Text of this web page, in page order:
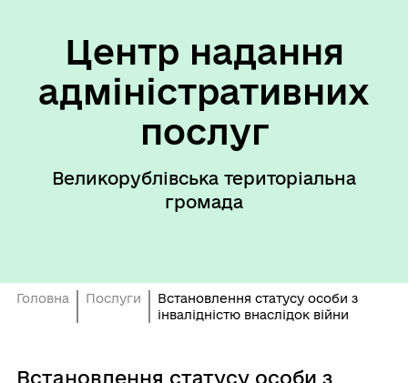
Центр надання
адміністративних
послуг
Великорублівська територіальна
громада
Головна Послуги
Встановлення статусу особи з
інвалідністю внаслідок війни
Встановлення статусу особи з